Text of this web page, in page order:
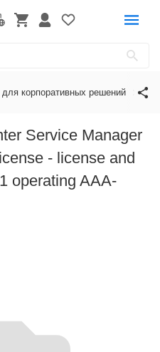
корпоративных решений
Service Manager
- license and
operating AAA-